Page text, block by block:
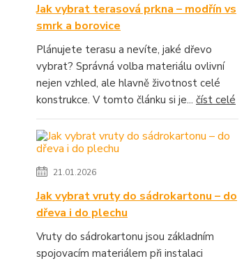
Jak vybrat terasová prkna – modřín vs
smrk a borovice
Plánujete terasu a nevíte, jaké dřevo
vybrat? Správná volba materiálu ovlivní
nejen vzhled, ale hlavně životnost celé
konstrukce. V tomto článku si je... číst celé
21.01.2026
Jak vybrat vruty do sádrokartonu – do
dřeva i do plechu
Vruty do sádrokartonu jsou základním
spojovacím materiálem při instalaci